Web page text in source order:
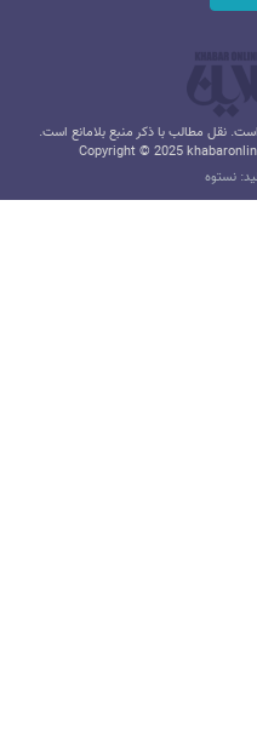
نقل مطالب با ذکر منبع بلامانع است.
Copyright © 2025
نستوه